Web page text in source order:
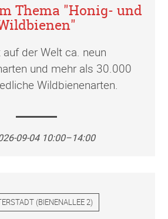
Thema "Honig- und
der Welt ca. neun
und mehr als 30.000
Wildbienenarten.
09-04 10:00–14:00
(BIENENALLEE 2)